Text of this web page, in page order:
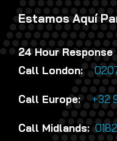
Estamos Aquí
24 Hour Response
Call London:
Call Europe:+32
Call Midlands: